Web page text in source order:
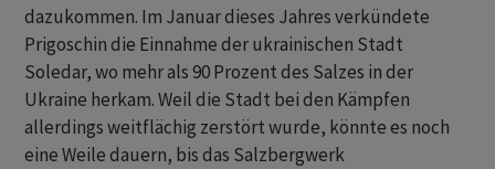
dazukommen. Im Januar dieses Jahres verkündete
Prigoschin die Einnahme der ukrainischen Stadt
Soledar, wo mehr als 90 Prozent des Salzes in der
Ukraine herkam. Weil die Stadt bei den Kämpfen
allerdings weitflächig zerstört wurde, könnte es noch
eine Weile dauern, bis das Salzbergwerk